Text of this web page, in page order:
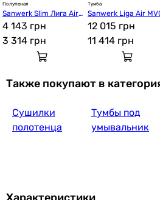
Полупенал
Sanwerk Slim Лига Air
35 правый, мессина
(MV0000402)
4 143 грн
3 314 грн
Тумба
Sanwerk Liga Air
00906
12 015 грн
11 414 грн
Также покупают в
Сушилки
полотенца
Тумбы под
умывальник
Характеристики